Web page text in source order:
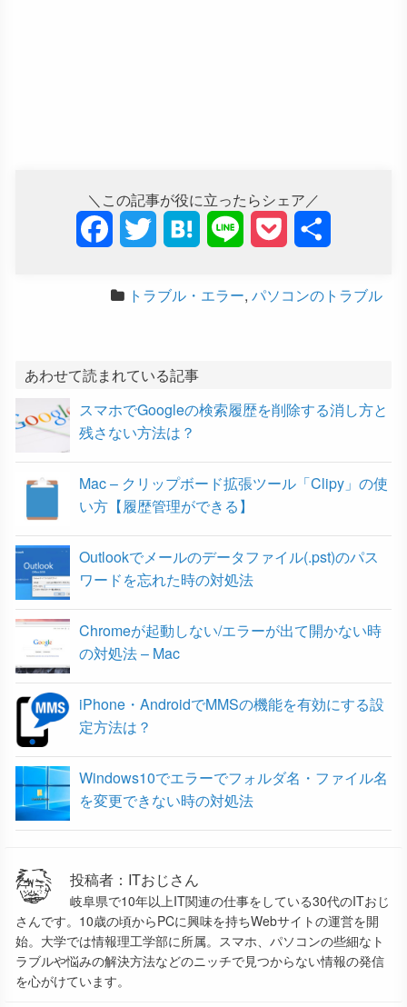
＼この記事が役に立ったらシェア／
c
b
o
o
k
t
e
t
a
n
c
t
トラブル・エラー, パソコンのトラブル
あわせて読まれている記事
スマホでGoogleの検索履歴を削除する消し方と
残さない方法は？
Mac – クリップボード拡張ツール「Clipy」の使
い方【履歴管理ができる】
Outlookでメールのデータファイル(.pst)のパス
ワードを忘れた時の対処法
Chromeが起動しない/エラーが出て開かない時
の対処法 – Mac
iPhone・AndroidでMMSの機能を有効にする設
定方法は？
Windows10でエラーでフォルダ名・ファイル名
を変更できない時の対処法
投稿者：ITおじさん
岐阜県で10年以上IT関連の仕事をしている30代のITおじ
さんです。10歳の頃からPCに興味を持ちWebサイトの運営を開
始。大学では情報理工学部に所属。スマホ、パソコンの些細なト
ラブルや悩みの解決方法などのニッチで見つからない情報の発信
を心がけています。